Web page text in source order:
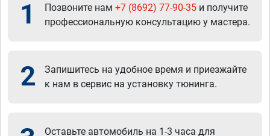
1 Позвоните нам +7 (8692) 77-90-35 и получите
профессиональную консультацию у мастера.
2
Запишитесь на удобное время и приезжайте
к нам в сервис на установку тюнинга.
Оставьте автомобиль на 1-3 часа для